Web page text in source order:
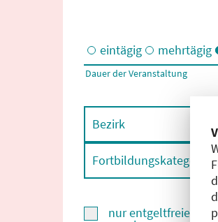
Eintägige und/oder mehrtägige
eintägig mehrtägig
Dauer der Veranstaltung
Bezirk
Fortbildungskategorie
nur entgeltfreie